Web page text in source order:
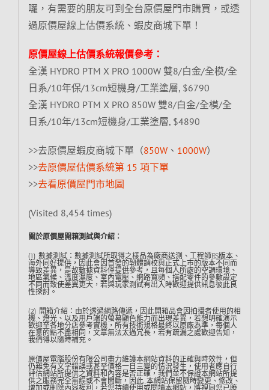
囉，有需要的朋友可到全台原價屋門市購買，或透
過原價屋線上估價系統、蝦皮商城下單！
原價屋線上估價系統報價參考：
全漢 HYDRO PTM X PRO 1000W 雙8/白金/全模/全
日系/10年保/13cm短機身/工業塗層, $6790
全漢 HYDRO PTM X PRO 850W 雙8/白金/全模/全
日系/10年/13cm短機身/工業塗層, $4890
>>去原價屋蝦皮商城下單（850W、 1000W）
>>去原價屋估價系統第 15 項下單
>>去看原價屋門市地圖
(Visited 8,454 times)
關於原價屋開箱測試與介紹︰
(1) 數據測試：數據測試所取得之樣品為廠商送測、工程師ES版本、
海外同好提供，因此會因首發的韌體調校與正式上市的版本不同而
導致差異，是故數據資料僅提供參考，且每個人所處的空調環境、
地區氣候、溫度濕度、室內電壓、網路寬頻、搭配零件的參數設定
不同而致使差異更大，若與玩家測試有出入時歡迎提供訊息彼此良
性探討。
(2) 開箱介紹：由於透過網路傳遞，因此開箱品會因拍攝者使用的相
機、燈光、以及用戶端的螢幕顯色能力而出現差異，若想明確演示
歡迎至各地分店參考實機，所有技術規格最終以原廠為準，每個人
在意的點不盡相同，文章無法太過冗長，若有疏漏之處歡迎告知，
我們得以隨時補充。
原價屋電腦股份有限公司盡力維護本網站資料的正確與時效性，但
仍難免有文字錯誤或甚至價格一日三變的情況發生，使用者應自行
評估網站所提供之資料和內容是否正確，我們並不保證本網站所提
供之服務完全無誤或不會間斷，因此…本網站保留隨時變更、修改、